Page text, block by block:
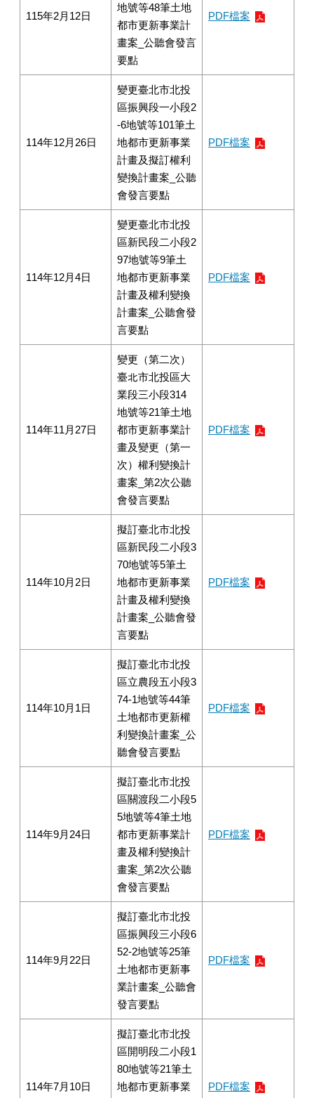
115年2月12日
地號等48筆土地
都市更新事業計
畫案_公聽會發言
要點
PDF檔案
114年12月26日
變更臺北市北投
區振興段一小段2
-6地號等101筆土
地都市更新事業
計畫及擬訂權利
變換計畫案_公聽
會發言要點
PDF檔案
114年12月4日
變更臺北市北投
區新民段二小段2
97地號等9筆土
地都市更新事業
計畫及權利變換
計畫案_公聽會發
言要點
PDF檔案
114年11月27日
變更（第二次）
臺北市北投區大
業段三小段314
地號等21筆土地
都市更新事業計
畫及變更（第一
次）權利變換計
畫案_第2次公聽
會發言要點
PDF檔案
114年10月2日
擬訂臺北市北投
區新民段二小段3
70地號等5筆土
地都市更新事業
計畫及權利變換
計畫案_公聽會發
言要點
PDF檔案
114年10月1日
擬訂臺北市北投
區立農段五小段3
74-1地號等44筆
土地都市更新權
利變換計畫案_公
聽會發言要點
PDF檔案
114年9月24日
擬訂臺北市北投
區關渡段二小段5
5地號等4筆土地
都市更新事業計
畫及權利變換計
畫案_第2次公聽
會發言要點
PDF檔案
114年9月22日
擬訂臺北市北投
區振興段三小段6
52-2地號等25筆
土地都市更新事
業計畫案_公聽會
發言要點
PDF檔案
114年7月10日
擬訂臺北市北投
區開明段二小段1
80地號等21筆土
地都市更新事業
PDF檔案